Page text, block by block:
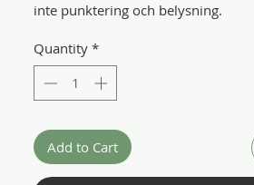
inte punktering och belysning.
Quantity *
Add to Cart